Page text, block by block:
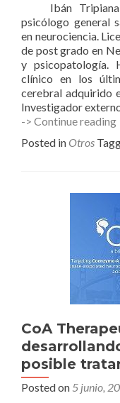
Ibán Tripiana
psicólogo general
en neurociencia.
de post grado en
y psicopatología.
clínico en los
cerebral adquirido
Investigador
-> Continue reading
Posted in Otros
CoA
posible
Posted on 5 junio,